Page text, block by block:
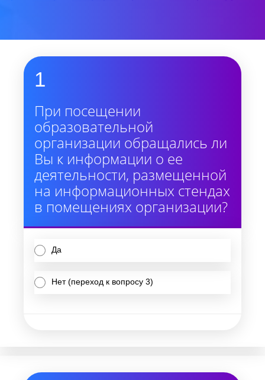
1
При посещении
образовательной
организации обращались ли
Вы к информации о ее
деятельности, размещенной
на информационных стендах
в помещениях организации?
Да
Нет (переход к вопросу 3)